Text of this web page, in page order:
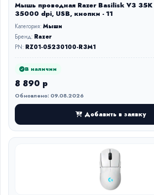
Мышь проводная Razer Basilisk V3
35000 dpi, USB, кнопки - 11
Категория:Мыши
Бренд: Razer
PN: RZ01-05230100-R3M1
В наличии
8 890 р
Обновлено: 09.08.2026
Добавить в заявку